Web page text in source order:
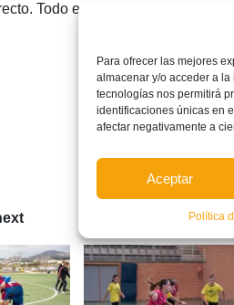
Para ofrecer las mejores
almacenar y/o acceder a
tecnologías nos permitirá
identificaciones únicas en
afectar negativamente a
Aceptar
Política
Todo en una ‘app’ gratuita y